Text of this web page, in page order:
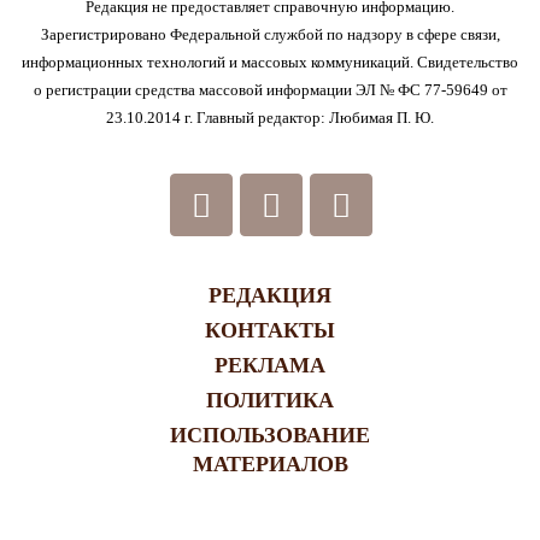
Редакция не предоставляет справочную информацию.
Зарегистрировано Федеральной службой по надзору в сфере связи,
информационных технологий и массовых коммуникаций. Свидетельство
о регистрации средства массовой информации ЭЛ № ФС 77-59649 от
23.10.2014 г. Главный редактор: Любимая П. Ю.
РЕДАКЦИЯ
КОНТАКТЫ
РЕКЛАМА
ПОЛИТИКА
ИСПОЛЬЗОВАНИЕ
МАТЕРИАЛОВ